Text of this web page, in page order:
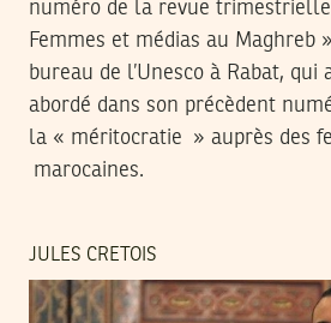
numéro de la revue trimestrielle
Femmes et médias au Maghreb
bureau de l’Unesco à Rabat,
abordé dans son précèdent
la « méritocratie » auprès des
marocaines.
JULES CRETOIS